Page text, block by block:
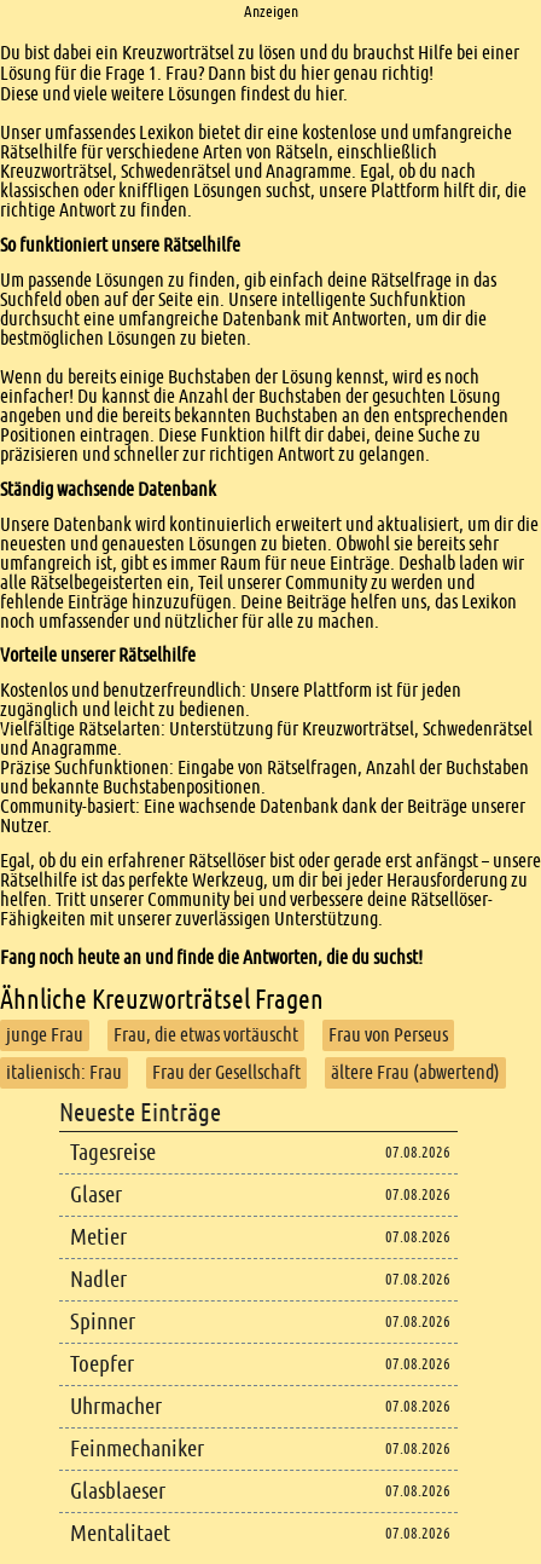
Anzeigen
Einleitung
Du bist dabei ein Kreuzworträtsel zu lösen und du brauchst Hilfe bei einer
Lösung für die Frage 1. Frau? Dann bist du hier genau richtig!
Diese und viele weitere Lösungen findest du hier.
Unser umfassendes Lexikon bietet dir eine kostenlose und umfangreiche
Rätselhilfe für verschiedene Arten von Rätseln, einschließlich
Kreuzworträtsel, Schwedenrätsel und Anagramme. Egal, ob du nach
klassischen oder kniffligen Lösungen suchst, unsere Plattform hilft dir, die
richtige Antwort zu finden.
So funktioniert unsere Rätselhilfe
Um passende Lösungen zu finden, gib einfach deine Rätselfrage in das
Suchfeld oben auf der Seite ein. Unsere intelligente Suchfunktion
durchsucht eine umfangreiche Datenbank mit Antworten, um dir die
bestmöglichen Lösungen zu bieten.
Wenn du bereits einige Buchstaben der Lösung kennst, wird es noch
einfacher! Du kannst die Anzahl der Buchstaben der gesuchten Lösung
angeben und die bereits bekannten Buchstaben an den entsprechenden
Positionen eintragen. Diese Funktion hilft dir dabei, deine Suche zu
präzisieren und schneller zur richtigen Antwort zu gelangen.
Ständig wachsende Datenbank
Unsere Datenbank wird kontinuierlich erweitert und aktualisiert, um dir die
neuesten und genauesten Lösungen zu bieten. Obwohl sie bereits sehr
umfangreich ist, gibt es immer Raum für neue Einträge. Deshalb laden wir
alle Rätselbegeisterten ein, Teil unserer Community zu werden und
fehlende Einträge hinzuzufügen. Deine Beiträge helfen uns, das Lexikon
noch umfassender und nützlicher für alle zu machen.
Vorteile unserer Rätselhilfe
Kostenlos und benutzerfreundlich: Unsere Plattform ist für jeden
zugänglich und leicht zu bedienen.
Vielfältige Rätselarten: Unterstützung für Kreuzworträtsel, Schwedenrätsel
und Anagramme.
Präzise Suchfunktionen: Eingabe von Rätselfragen, Anzahl der Buchstaben
und bekannte Buchstabenpositionen.
Community-basiert: Eine wachsende Datenbank dank der Beiträge unserer
Nutzer.
Egal, ob du ein erfahrener Rätsellöser bist oder gerade erst anfängst – unsere
Rätselhilfe ist das perfekte Werkzeug, um dir bei jeder Herausforderung zu
helfen. Tritt unserer Community bei und verbessere deine Rätsellöser-
Fähigkeiten mit unserer zuverlässigen Unterstützung.
Fang noch heute an und finde die Antworten, die du suchst!
Ähnliche Kreuzworträtsel Fragen
junge Frau Frau, die etwas vortäuscht
Frau von Perseus
italienisch: Frau
Frau der Gesellschaft
ältere Frau (abwertend)
Footer content
Neueste Einträge
Tagesreise 07.08.2026
Glaser 07.08.2026
Metier 07.08.2026
Nadler 07.08.2026
Spinner 07.08.2026
Toepfer 07.08.2026
Uhrmacher 07.08.2026
Feinmechaniker 07.08.2026
Glasblaeser 07.08.2026
Mentalitaet 07.08.2026